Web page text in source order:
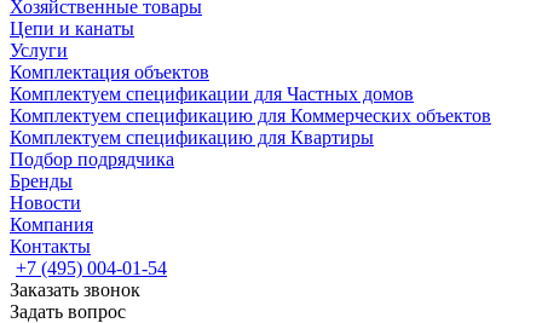
Хозяйственные товары
Цепи и канаты
Услуги
Комплектация объектов
Комплектуем спецификации для Частных домов
Комплектуем спецификацию для Коммерческих объектов
Комплектуем спецификацию для Квартиры
Подбор подрядчика
Бренды
Новости
Компания
Контакты
+7 (495) 004-01-54
Заказать звонок
Задать вопрос